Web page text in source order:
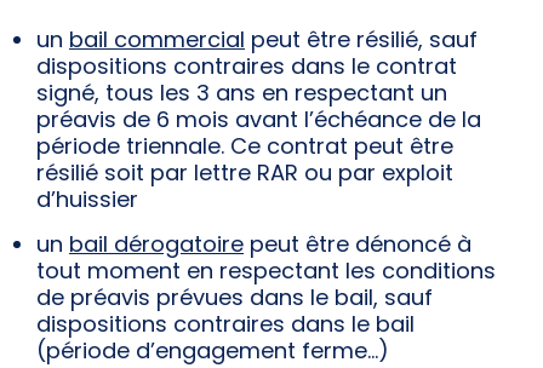
un bail commercial peut être résilié, sauf
dispositions contraires dans le contrat
signé, tous les 3 ans en respectant un
préavis de 6 mois avant l’échéance de la
période triennale. Ce contrat peut être
résilié soit par lettre RAR ou par exploit
d’huissier
un bail dérogatoire peut être dénoncé à
tout moment en respectant les conditions
de préavis prévues dans le bail, sauf
dispositions contraires dans le bail
(période d’engagement ferme…)